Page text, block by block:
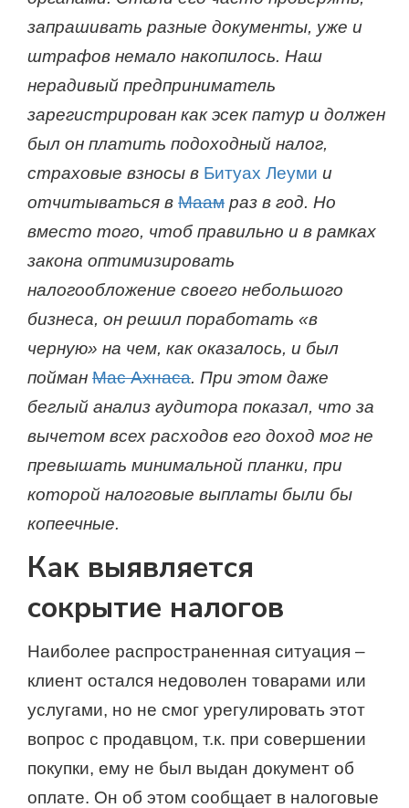
запрашивать разные документы, уже и
штрафов немало накопилось. Наш
нерадивый предприниматель
зарегистрирован как эсек патур и должен
был он платить подоходный налог,
страховые взносы в Битуах Леуми и
отчитываться в Маам раз в год. Но
вместо того, чтоб правильно и в рамках
закона оптимизировать
налогообложение своего небольшого
бизнеса, он решил поработать «в
черную» на чем, как оказалось, и был
пойман Мас Ахнаса. При этом даже
беглый анализ аудитора показал, что за
вычетом всех расходов его доход мог не
превышать минимальной планки, при
которой налоговые выплаты были бы
копеечные.
Как выявляется
сокрытие налогов
Наиболее распространенная ситуация –
клиент остался недоволен товарами или
услугами, но не смог урегулировать этот
вопрос с продавцом, т.к. при совершении
покупки, ему не был выдан документ об
оплате. Он об этом сообщает в налоговые